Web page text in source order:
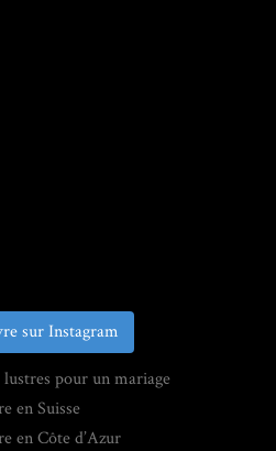
sur Instagram
pour un mariage
en Suisse
en Côte d’Azur